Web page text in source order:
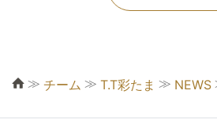
≫ チーム ≫ T.T彩たま ≫ NEWS